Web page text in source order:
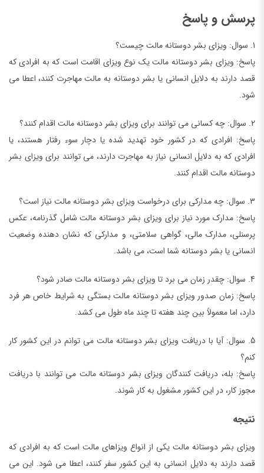
پرسش و پاسخ
1. سوال: ویزای بشر دوستانه مالت چیست؟
پاسخ: ویزای بشر دوستانه مالت یک نوع ویزای اقامت است که به افرادی که
قصد دارند به دلایل انسانی یا بشر دوستانه به مالت مهاجرت کنند، اعطا می
شود.
2. سوال: چه کسانی می توانند برای ویزای بشر دوستانه مالت اقدام کنند؟
پاسخ: افرادی که در کشور خود تهدید شده یا دچار سوء رفتار هستند، یا
افرادی که به دلایل انسانی نیاز به مهاجرت دارند، می توانند برای ویزای بشر
دوستانه مالت اقدام کنند.
3. سوال: چه مدارکی برای درخواست ویزای بشر دوستانه مالت نیاز است؟
پاسخ: مدارک مورد نیاز برای ویزای بشر دوستانه مالت شامل گذرنامه، عکس
پرسنلی، مدارک مالی، گواهی سلامتی، و مدارکی که نشان دهنده وضعیت
انسانی یا بشر دوستانه شما است، می باشد.
4. سوال: چقدر زمان می برد تا ویزای بشر دوستانه مالت صادر شود؟
پاسخ: زمان صدور ویزای بشر دوستانه مالت بستگی به شرایط خاص هر فرد
دارد، اما معمولاً بین چند هفته تا چند ماه طول می کشد.
5. سوال: آیا با دریافت ویزای بشر دوستانه مالت می توانم در این کشور کار
کنم؟
پاسخ: بله، دریافت کنندگان ویزای بشر دوستانه مالت می توانند با دریافت
مجوز کار، در این کشور مشغول به کار شوند.
نتیجه
ویزای بشر دوستانه مالت یکی از انواع ویزاهای مالت است که به افرادی که
قصد دارند به دلایل انسانی به این کشور سفر کنند، اعطا می شود. این می